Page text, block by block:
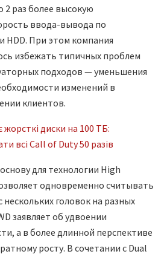
2 раз более высокую
ввода-вывода по
При этом компания
избежать типичных проблем
подходов — уменьшения
изменений в
клиентов.
для технологии High
одновременно считывать
головок на разных
заявляет об удвоении
а в более длинной перспективе
росту. В сочетании с Dual